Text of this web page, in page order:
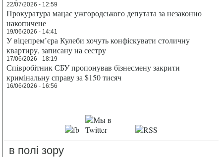
22/07/2026 - 12:59
Прокуратура мацає ужгородського депутата за незаконно
накопичене
19/06/2026 - 14:41
У віцепрем’єра Кулеби хочуть конфіскувати столичну
квартиру, записану на сестру
17/06/2026 - 18:19
Співробітник СБУ пропонував бізнесмену закрити
кримінальну справу за $150 тисяч
16/06/2026 - 16:56
в полі зору